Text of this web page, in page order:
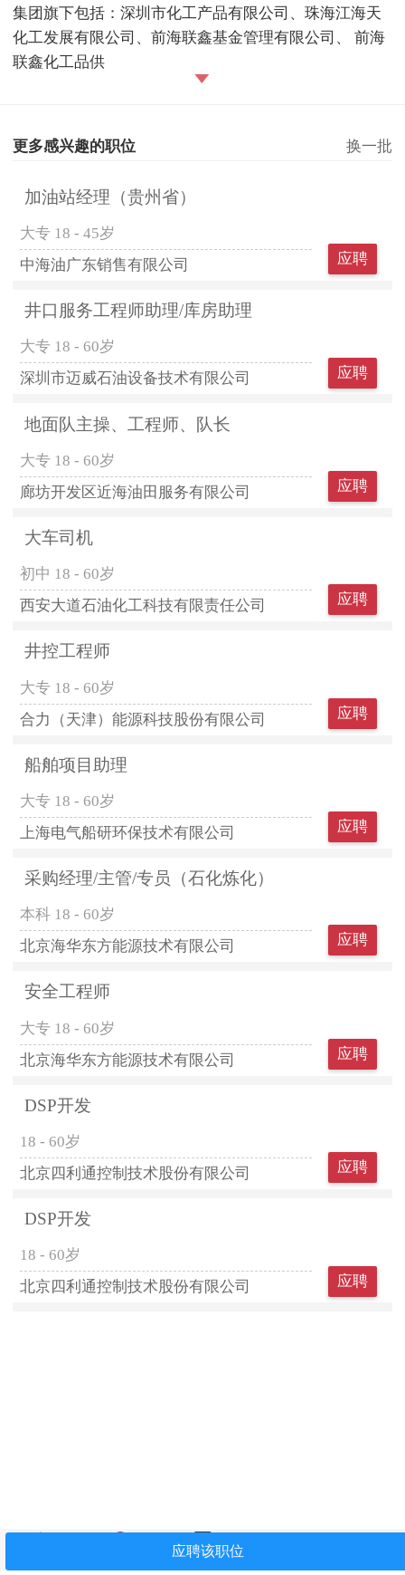
集团旗下包括：深圳市化工产品有限公司、珠海江海天
化工发展有限公司、前海联鑫基金管理有限公司、 前海
联鑫化工品供
更多感兴趣的职位 换一批
加油站经理（贵州省）
大专 18 - 45岁
中海油广东销售有限公司
应聘
井口服务工程师助理/库房助理
大专 18 - 60岁
深圳市迈威石油设备技术有限公司
应聘
地面队主操、工程师、队长
大专 18 - 60岁
廊坊开发区近海油田服务有限公司
应聘
大车司机
初中 18 - 60岁
西安大道石油化工科技有限责任公司
应聘
井控工程师
大专 18 - 60岁
合力（天津）能源科技股份有限公司
应聘
船舶项目助理
大专 18 - 60岁
上海电气船研环保技术有限公司
应聘
采购经理/主管/专员（石化炼化）
本科 18 - 60岁
北京海华东方能源技术有限公司
应聘
安全工程师
大专 18 - 60岁
北京海华东方能源技术有限公司
应聘
DSP开发
18 - 60岁
北京四利通控制技术股份有限公司
应聘
DSP开发
18 - 60岁
北京四利通控制技术股份有限公司
应聘
简历中心